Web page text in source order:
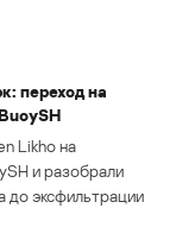
переход на
Likho на
и разобрали
до эксфильтрации